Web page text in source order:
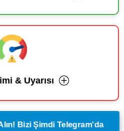
& Uyarısı
Bizi Şimdi Telegram'da